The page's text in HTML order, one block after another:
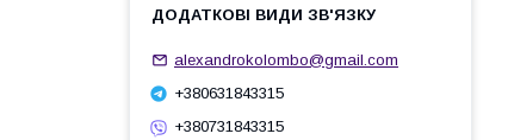
alexandrokolombo@gmail.com
+380631843315
+380731843315